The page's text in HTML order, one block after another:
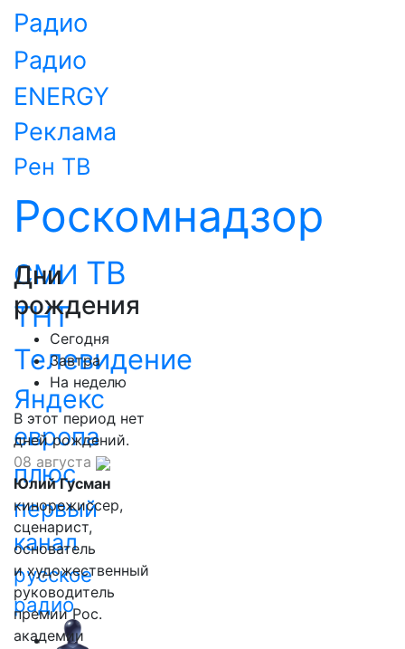
Радио
Радио
ENERGY
Реклама
Рен ТВ
Роскомнадзор
СМИ ТВ
ТНТ
Телевидение
Яндекс
европа
плюс
первый
канал
русское
радио
Дни
рождения
Сегодня
Завтра
На неделю
В этот период нет
дней рождений.
08 августа
Юлий Гусман
кинорежиссер,
сценарист,
основатель
и художественный
руководитель
премии Рос.
академии